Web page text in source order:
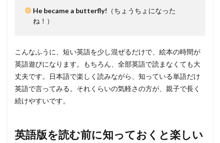
He became a butterfly! （ちょうちょになった
ね！）
こんなふうに、短い英語を少し混ぜるだけで、絵本の時間が
英語遊びになります。もちろん、全部英語で読まなくても大
丈夫です。日本語で楽しく読みながら、知っている単語だけ
英語で言ってみる。それくらいの気軽さの方が、親子で長く
続けやすいです。
英語版を読む前に知っておくと楽しい